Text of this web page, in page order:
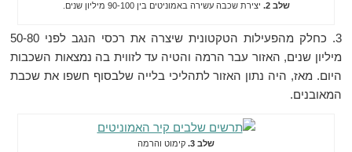
שלב 2. יצירת שכבה עשירה באמוניטים בין 90-100 מיליון שנים.
3. כחלק מהפעילות הטקטונית שיצרה את רכסי הנגב לפני 50-80
מיליון שנים, האזור עבר הרמה והטיה עד לזווית בה נמצאות השכבות
היום. מאז, היה נתון האזור לתהליכי בלייה שלבסוף חשפו את שכבת
המאובנים.
שלב 3. קימוט והרמה